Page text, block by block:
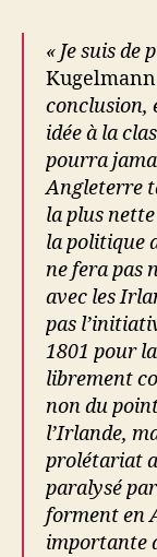
« Je suis de
Kugelmann
conclusion,
idée à la
pourra
Angleterre
la plus
la politique
ne fera pas
avec les
pas
1801 pour
librement
non du
l’Irlande,
prolétariat
paralysé
forment en
importante